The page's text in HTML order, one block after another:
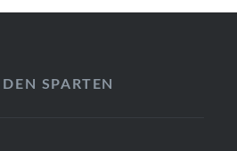
SPARTEN